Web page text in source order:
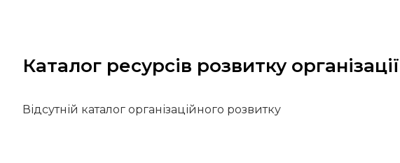
Каталог ресурсів розвитку організації
Відсутній каталог організаційного розвитку